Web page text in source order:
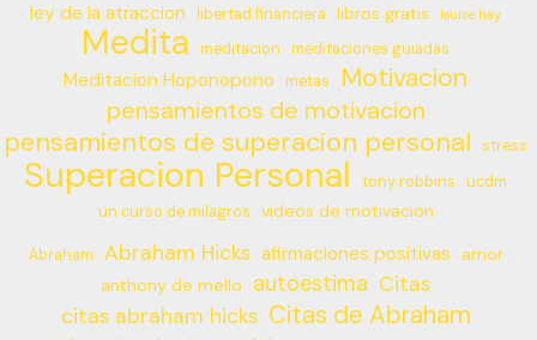
ley de la atraccion libertad financiera libros gratis louise hay
Medita meditacion meditaciones guiadas
Meditacion Hoponopono metas Motivacion
pensamientos de motivacion
pensamientos de superacion personal stress
Superacion Personal tony robbins
ucdm
un curso de milagros
videos de motivacion
Abraham Abraham Hicks afirmaciones positivas
amor
anthony de mello
autoestima Citas
citas abraham hicks Citas de Abraham